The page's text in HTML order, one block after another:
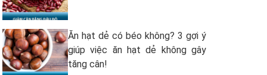
Ăn hạt dẻ có béo không? 3 gợi ý
giúp việc ăn hạt dẻ không gây
tăng cân!